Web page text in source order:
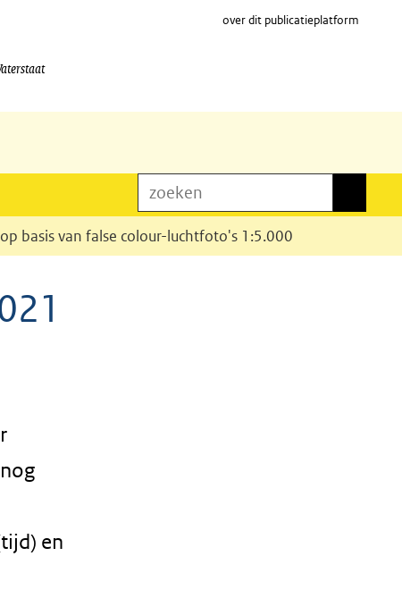
over dit publicatieplatform
zoeken
basis van false colour-luchtfoto's 1:5.000
en